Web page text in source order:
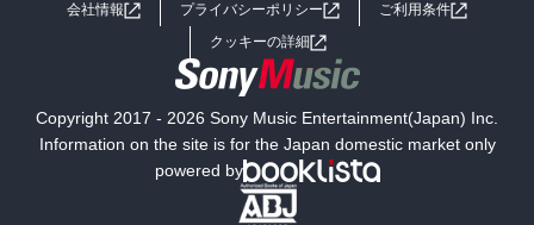
小説
海外小説
ミステリー SF
文学
会社情報 プライバシーポリシー
ご利用条件
クッキーの詳細
Copyright 2017 - 2026 Sony Music Entertainment(Japan) Inc.
Information on the site is for the Japan domestic market only
powered by